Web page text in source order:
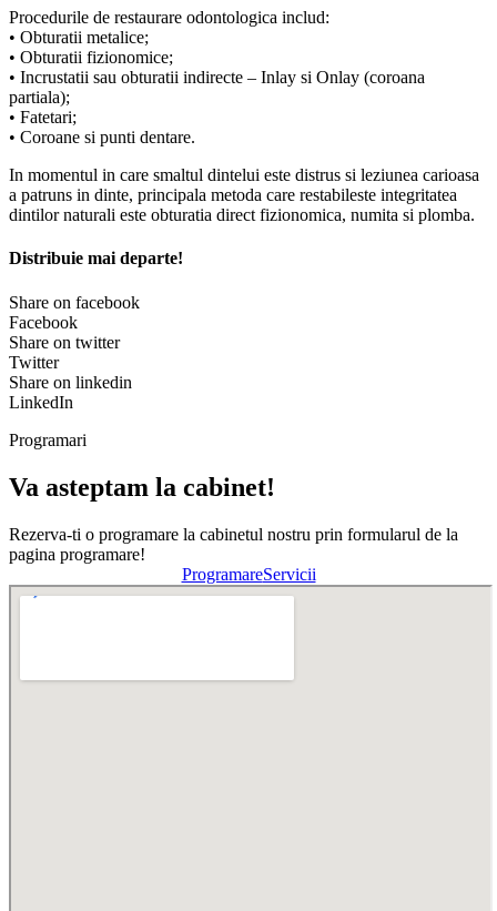
Procedurile de restaurare odontologica includ:
• Obturatii metalice;
• Obturatii fizionomice;
• Incrustatii sau obturatii indirecte – Inlay si Onlay (coroana
partiala);
• Fatetari;
• Coroane si punti dentare.
In momentul in care smaltul dintelui este distrus si leziunea carioasa
a patruns in dinte, principala metoda care restabileste integritatea
dintilor naturali este obturatia direct fizionomica, numita si plomba.
Distribuie mai departe!
Share on facebook
Facebook
Share on twitter
Twitter
Share on linkedin
LinkedIn
Programari
Va asteptam la cabinet!
Rezerva-ti o programare la cabinetul nostru prin formularul de la
pagina programare!
ProgramareServicii